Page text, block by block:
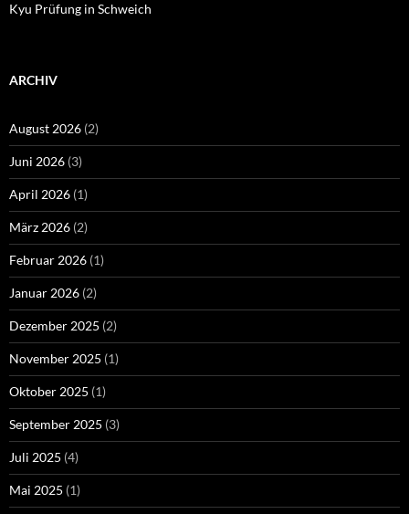
Kyu Prüfung in Schweich
ARCHIV
August 2026 (2)
Juni 2026 (3)
April 2026 (1)
März 2026 (2)
Februar 2026 (1)
Januar 2026 (2)
Dezember 2025 (2)
November 2025 (1)
Oktober 2025 (1)
September 2025 (3)
Juli 2025 (4)
Mai 2025 (1)